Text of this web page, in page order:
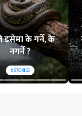
डसेमा के गर्ने, के
नगर्ने ?
6STORIES